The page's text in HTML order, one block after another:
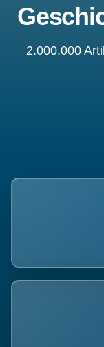
2.000.000